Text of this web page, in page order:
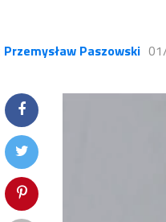
Przemysław Paszowski